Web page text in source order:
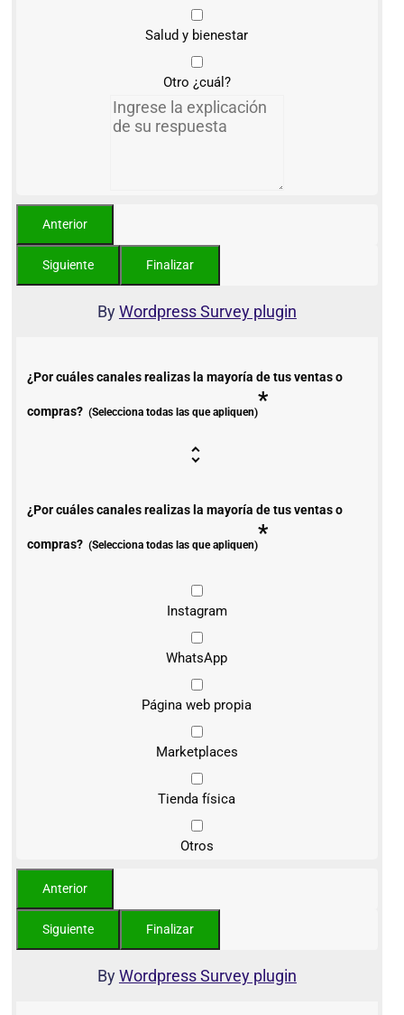
Salud y bienestar
Otro ¿cuál?
ByWordpress Survey plugin
¿Por cuáles canales realizas la mayoría de tus ventas o
compras? (Selecciona todas las que apliquen)*
¿Por cuáles canales realizas la mayoría de tus ventas o
compras? (Selecciona todas las que apliquen)*
Instagram
WhatsApp
Página web propia
Marketplaces
Tienda física
Otros
ByWordpress Survey plugin